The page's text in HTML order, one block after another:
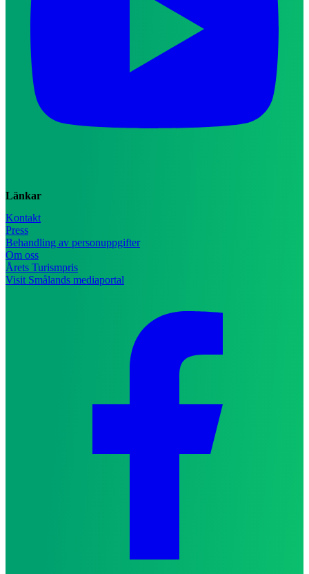
Länkar
Kontakt
Press
Behandling av personuppgifter
Om oss
Årets Turismpris
Visit Smålands mediaportal